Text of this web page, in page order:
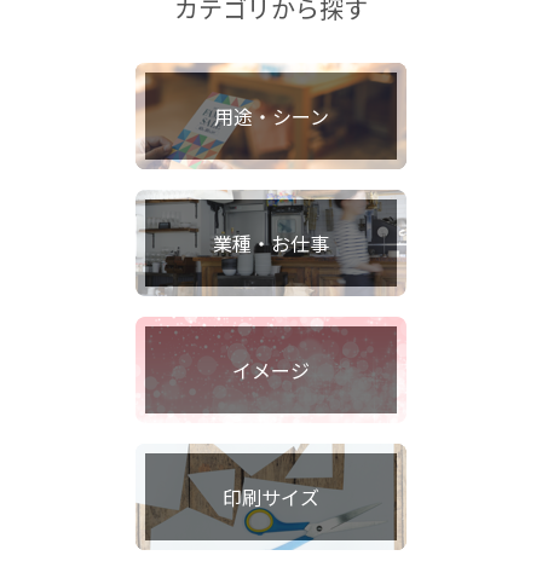
カテゴリから探す
用途・シーン
業種・お仕事
イメージ
印刷サイズ